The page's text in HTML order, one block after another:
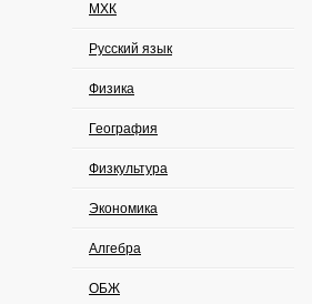
МХК
Русский язык
Физика
География
Физкультура
Экономика
Алгебра
ОБЖ